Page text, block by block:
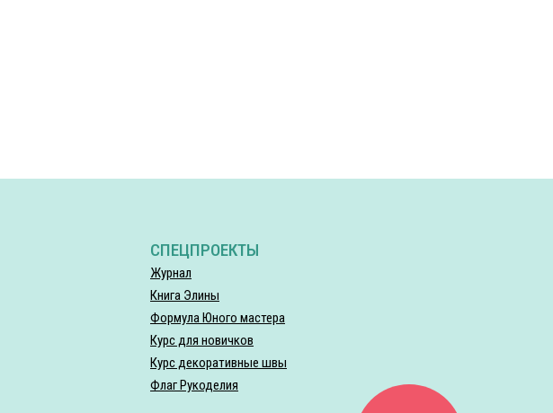
СПЕЦПРОЕКТЫ
Журнал
Книга Элины
Формула Юного мастера
Курс для новичков
Курс декоративные швы
Флаг Рукоделия